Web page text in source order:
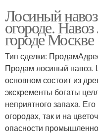
Лосиный
огороде.
городе Москве
Тип сделки:
Продам лосиный навоз.
основном состоит из
экскременты богаты
неприятного запаха.
огородах, так и на
опасности